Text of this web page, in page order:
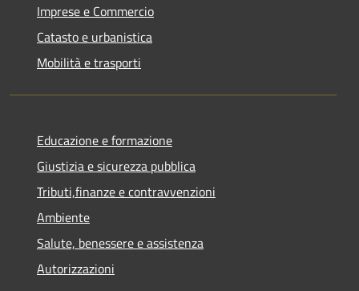
Imprese e Commercio
Catasto e urbanistica
Mobilità e trasporti
Educazione e formazione
Giustizia e sicurezza pubblica
Tributi,finanze e contravvenzioni
Ambiente
Salute, benessere e assistenza
Autorizzazioni